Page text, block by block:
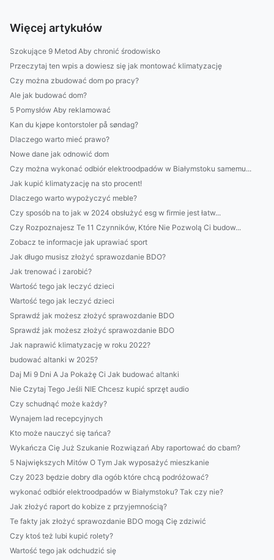
Więcej artykułów
Szokujące 9 Metod Aby chronić środowisko
Przeczytaj ten wpis a dowiesz się jak montować klimatyzację
Czy można zbudować dom po pracy?
Ale jak budować dom?
5 Pomysłów Aby reklamować
Kan du kjøpe kontorstoler på søndag?
Dlaczego warto mieć prawo?
Nowe dane jak odnowić dom
Czy można wykonać odbiór elektroodpadów w Białymstoku samemu...
Jak kupić klimatyzację na sto procent!
Dlaczego warto wypożyczyć meble?
Czy sposób na to jak w 2024 obsłużyć esg w firmie jest łatw...
Czy Rozpoznajesz Te 11 Czynników, Które Nie Pozwolą Ci budow...
Zobacz te informacje jak uprawiać sport
Jak długo musisz złożyć sprawozdanie BDO?
Jak trenować i zarobić?
Wartość tego jak leczyć dzieci
Wartość tego jak leczyć dzieci
Sprawdź jak możesz złożyć sprawozdanie BDO
Sprawdź jak możesz złożyć sprawozdanie BDO
Jak naprawić klimatyzację w roku 2022?
budować altanki w 2025?
Daj Mi 9 Dni A Ja Pokażę Ci Jak budować altanki
Nie Czytaj Tego Jeśli NIE Chcesz kupić sprzęt audio
Czy schudnąć może każdy?
Wynajem lad recepcyjnych
Kto może nauczyć się tańca?
Wykańcza Cię Już Szukanie Rozwiązań Aby raportować do cbam?
5 Największych Mitów O Tym Jak wyposażyć mieszkanie
Czy 2023 będzie dobry dla ogób które chcą podróżować?
wykonać odbiór elektroodpadów w Białymstoku? Tak czy nie?
Jak złożyć raport do kobize z przyjemnością?
Te fakty jak złożyć sprawozdanie BDO mogą Cię zdziwić
Czy ktoś też lubi kupić rolety?
Wartość tego jak odchudzić się